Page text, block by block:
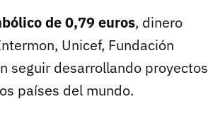
de 0,79 euros, dinero
Unicef, Fundación
seguir desarrollando proyectos
países del mundo.